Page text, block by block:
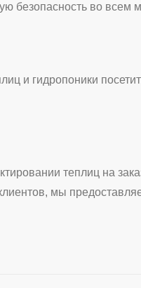
безопасность во всем
и гидропоники
теплиц на
мы